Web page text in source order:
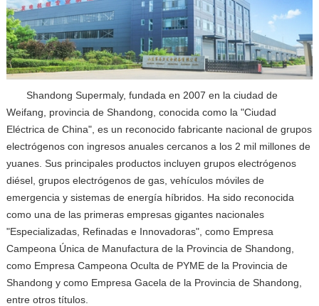
Shandong Supermaly, fundada en 2007 en la ciudad de
Weifang, provincia de Shandong, conocida como la "Ciudad
Eléctrica de China", es un reconocido fabricante nacional de grupos
electrógenos con ingresos anuales cercanos a los 2 mil millones de
yuanes. Sus principales productos incluyen grupos electrógenos
diésel, grupos electrógenos de gas, vehículos móviles de
emergencia y sistemas de energía híbridos. Ha sido reconocida
como una de las primeras empresas gigantes nacionales
"Especializadas, Refinadas e Innovadoras", como Empresa
Campeona Única de Manufactura de la Provincia de Shandong,
como Empresa Campeona Oculta de PYME de la Provincia de
Shandong y como Empresa Gacela de la Provincia de Shandong,
entre otros títulos.